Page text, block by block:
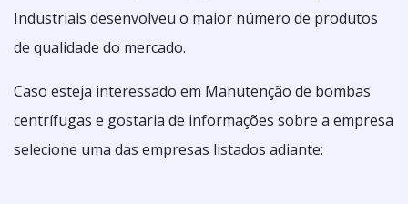
Industriais desenvolveu o maior número de produtos
de qualidade do mercado.
Caso esteja interessado em Manutenção de bombas
centrífugas e gostaria de informações sobre a empresa
selecione uma das empresas listados adiante: